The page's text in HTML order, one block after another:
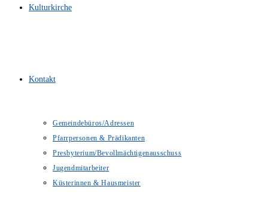
Kulturkirche
Kontakt
Gemeindebüros/Adressen
Pfarrpersonen & Prädikanten
Presbyterium/Bevollmächtigenausschuss
Jugendmitarbeiter
Küsterinnen & Hausmeister